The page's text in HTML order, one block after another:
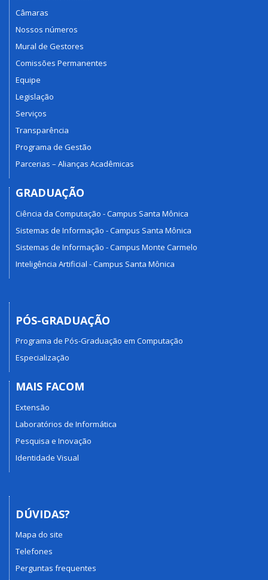
Câmaras
Nossos números
Mural de Gestores
Comissões Permanentes
Equipe
Legislação
Serviços
Transparência
Programa de Gestão
Parcerias – Alianças Acadêmicas
GRADUAÇÃO
Ciência da Computação - Campus Santa Mônica
Sistemas de Informação - Campus Santa Mônica
Sistemas de Informação - Campus Monte Carmelo
Inteligência Artificial - Campus Santa Mônica
PÓS-GRADUAÇÃO
Programa de Pós-Graduação em Computação
Especialização
MAIS FACOM
Extensão
Laboratórios de Informática
Pesquisa e Inovação
Identidade Visual
DÚVIDAS?
Mapa do site
Telefones
Perguntas frequentes